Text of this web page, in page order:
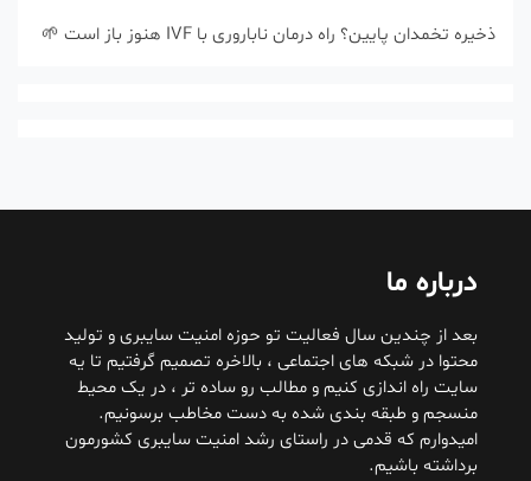
ذخیره تخمدان پایین؟ راه درمان ناباروری با IVF هنوز باز است 🌱
درباره ما
بعد از چندین سال فعالیت تو حوزه امنیت سایبری و تولید
محتوا در شبکه های اجتماعی ، بالاخره تصمیم گرفتیم تا یه
سایت راه اندازی کنیم و مطالب رو ساده تر ، در یک محیط
منسجم و طبقه بندی شده به دست مخاطب برسونیم.
امیدوارم که قدمی در راستای رشد امنیت سایبری کشورمون
برداشته باشیم.